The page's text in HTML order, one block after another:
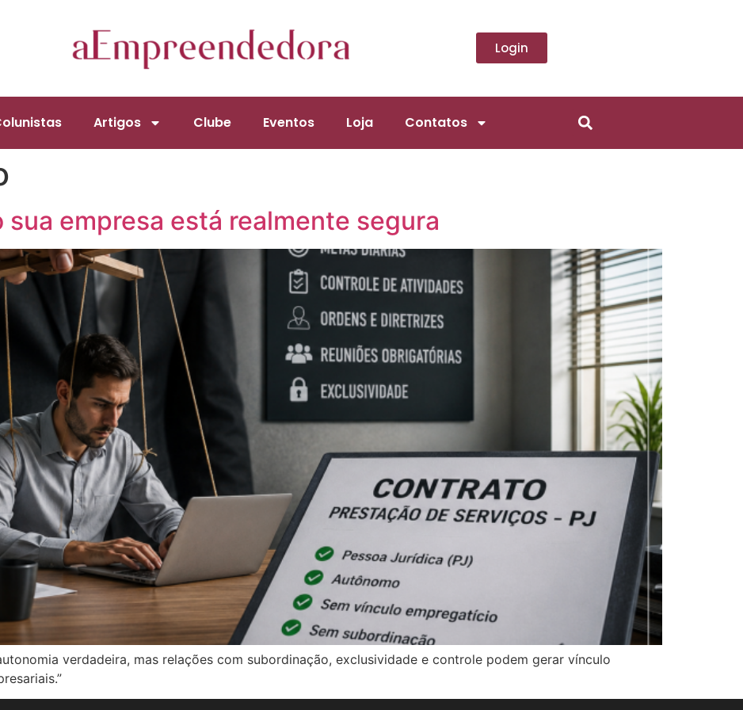
Login
Artigos Clube Eventos Loja Contatos
empresa está realmente segura
verdadeira, mas relações com subordinação, exclusividade e controle podem gerar vínculo